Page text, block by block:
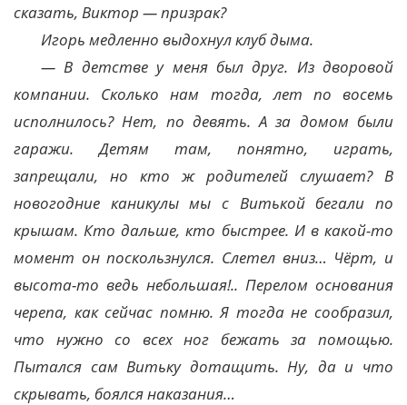
сказать, Виктор — призрак?
Игорь медленно выдохнул клуб дыма.
— В детстве у меня был друг. Из дворовой
компании. Сколько нам тогда, лет по восемь
исполнилось? Нет, по девять. А за домом были
гаражи. Детям там, понятно, играть,
запрещали, но кто ж родителей слушает? В
новогодние каникулы мы с Витькой бегали по
крышам. Кто дальше, кто быстрее. И в какой-то
момент он поскользнулся. Слетел вниз… Чёрт, и
высота-то ведь небольшая!.. Перелом основания
черепа, как сейчас помню. Я тогда не сообразил,
что нужно со всех ног бежать за помощью.
Пытался сам Витьку дотащить. Ну, да и что
скрывать, боялся наказания…